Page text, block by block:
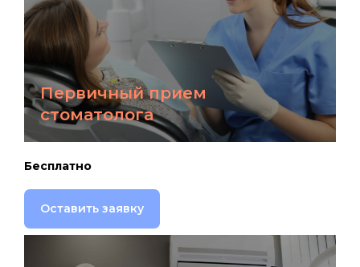
Первичный прием
стоматолога
Бесплатно
Оставить заявку